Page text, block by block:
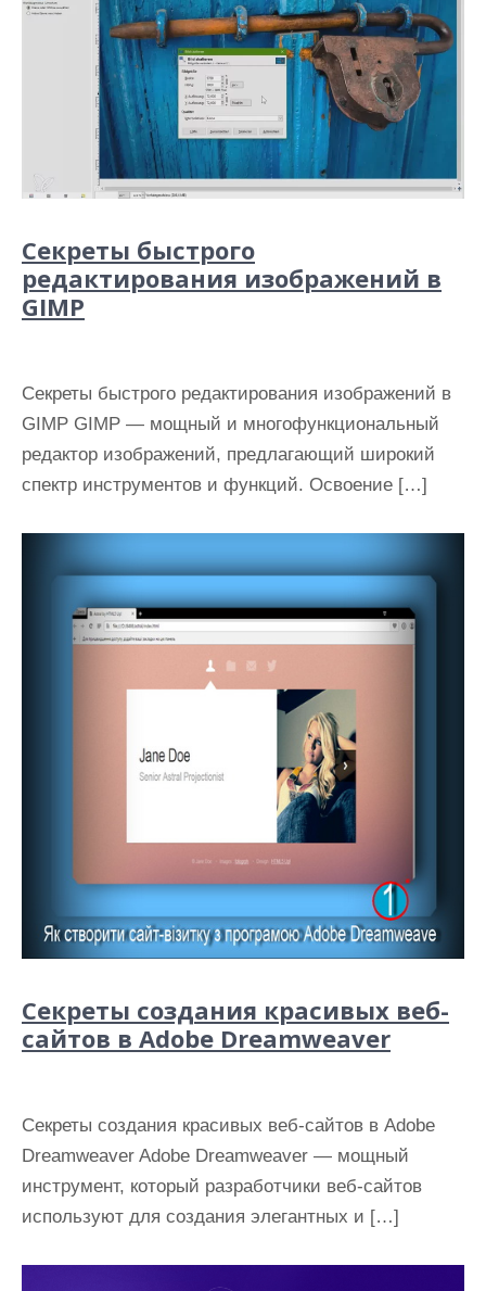
Секреты быстрого
редактирования изображений в
GIMP
Секреты быстрого редактирования изображений в
GIMP GIMP — мощный и многофункциональный
редактор изображений, предлагающий широкий
спектр инструментов и функций. Освоение […]
Секреты создания красивых веб-
сайтов в Adobe Dreamweaver
Секреты создания красивых веб-сайтов в Adobe
Dreamweaver Adobe Dreamweaver — мощный
инструмент, который разработчики веб-сайтов
используют для создания элегантных и […]